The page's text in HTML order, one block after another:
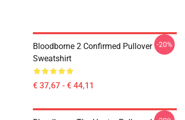
Bloodborne 2 Confirmed Pullover
Sweatshirt
€ 37,67 - € 44,11
-20%